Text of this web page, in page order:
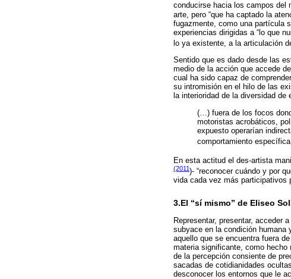
conducirse hacia los campos del
arte, pero “que ha captado la
fugazmente, como una partícula
experiencias dirigidas a “lo que
lo ya existente, a la articulación
Sentido que es dado desde las
medio de la acción que accede
cual ha sido capaz de
su intromisión en el hilo de las
la interioridad de la diversidad
(…) fuera de los focos
motoristas acrobáticos,
expuesto operarían
comportamiento
En esta actitud el des-artista
(2011)- “reconocer cuándo y por
vida cada vez más participativos
3.El “sí mismo” de Eliseo
Representar, presentar, acceder
subyace en la condición humana
aquello que se encuentra fuera
materia significante, como hecho
de la percepción consiente de
sacadas de cotidianidades
desconocer los entornos que le